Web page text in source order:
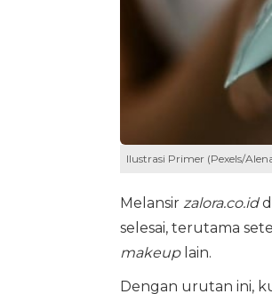
Ilustrasi Primer (Pexels/
Melansir zalora.co.id
selesai, terutama
makeuplain.
Dengan urutan ini,